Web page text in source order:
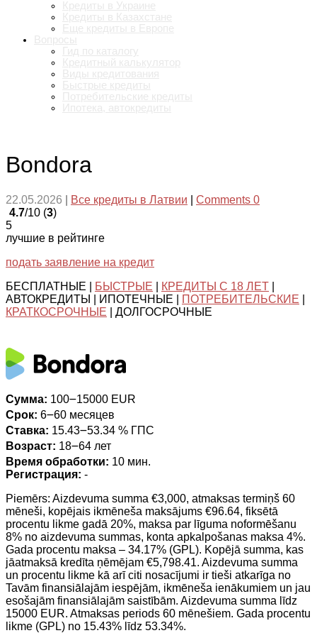
Bondora
22.05.2026 Все кредиты в Латвии
Comments 0
4.7/10 (3)
5
лучшие в рейтинге
подать заявление на кредит
БЕСПЛАТНЫЕ |
БЫСТРЫЕ КРЕДИТЫ С 18 ЛЕТ
АВТОКРЕДИТЫ | ИПОТЕЧНЫЕ |
ПОТРЕБИТЕЛЬСКИЕ
КРАТКОСРОЧНЫЕ | ДОЛГОСРОЧНЫЕ
Сумма: 100౼15000 EUR
Срок: 6౼60 месяцев
Ставка: 15.43౼53.34 % ГПС
Возраст: 18౼64 лет
Время обработки: 10 мин.
Регистрация: -
Piemērs: Aizdevuma summa €3,000, atmaksas termiņš 60
mēneši, kopējais ikmēneša maksājums €96.64, fiksētā
procentu likme gadā 20%, maksa par līguma noformēšanu
8% no aizdevuma summas, konta apkalpošanas maksa 4%.
Gada procentu maksa – 34.17% (GPL). Kopējā summa, kas
jāatmaksā kredīta ņēmējam €5,798.41. Aizdevuma summa
un procentu likme kā arī citi nosacījumi ir tieši atkarīga no
Tavām finansiālajām iespējām, ikmēneša ienākumiem un jau
esošajām finansiālajām saistībām. Aizdevuma summa līdz
15000 EUR. Atmaksas periods 60 mēnešiem. Gada procentu
likme (GPL) no 15.43% līdz 53.34%.